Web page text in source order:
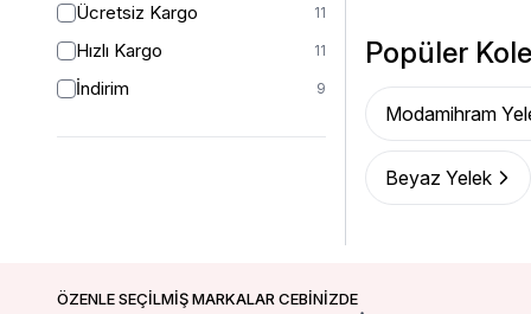
Ücretsiz Kargo 11
Hızlı Kargo 11
İndirim 9
Popüler
Modamihram
Beyaz Yelek
ÖZENLE SEÇİLMİŞ MARKALAR CEBİNİZDE